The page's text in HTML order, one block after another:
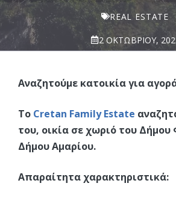
REAL ESTATE
2 ΟΚΤΩΒΡΊΟΥ,
Αναζητούμε κατοικία για
Το Cretan Family Estate
του, οικία σε χωριό του
Δήμου Αμαρίου.
Απαραίτητα χαρακτηριστικά: